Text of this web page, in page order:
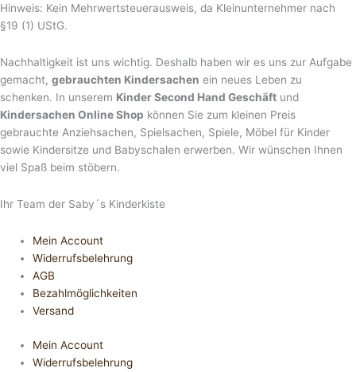
Hinweis: Kein Mehrwertsteuerausweis, da Kleinunternehmer nach
§19 (1) UStG.
Nachhaltigkeit ist uns wichtig. Deshalb haben wir es uns zur Aufgabe
gemacht, gebrauchten Kindersachen ein neues Leben zu
schenken. In unserem Kinder Second Hand Geschäft und
Kindersachen Online Shop können Sie zum kleinen Preis
gebrauchte Anziehsachen, Spiel­sachen, Spiele, Möbel für Kinder
sowie Kindersitze und Babyschalen erwerben. Wir wünschen Ihnen
viel Spaß beim stöbern.
Ihr Team der Saby´s Kinderkiste
Mein Account
Widerrufsbelehrung
AGB
Bezahlmöglichkeiten
Versand
Mein Account
Widerrufsbelehrung